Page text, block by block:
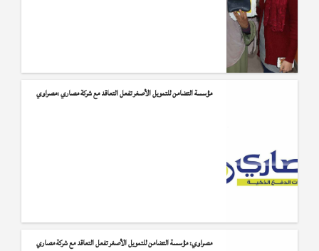
مؤسسة التضامن للتمويل الأصغر تفعل التعاقد مع شركة مصاري :مصراوي
مصراوي: مؤسسة التضامن للتمويل الأصغر تفعل التعاقد مع شركة مصاري